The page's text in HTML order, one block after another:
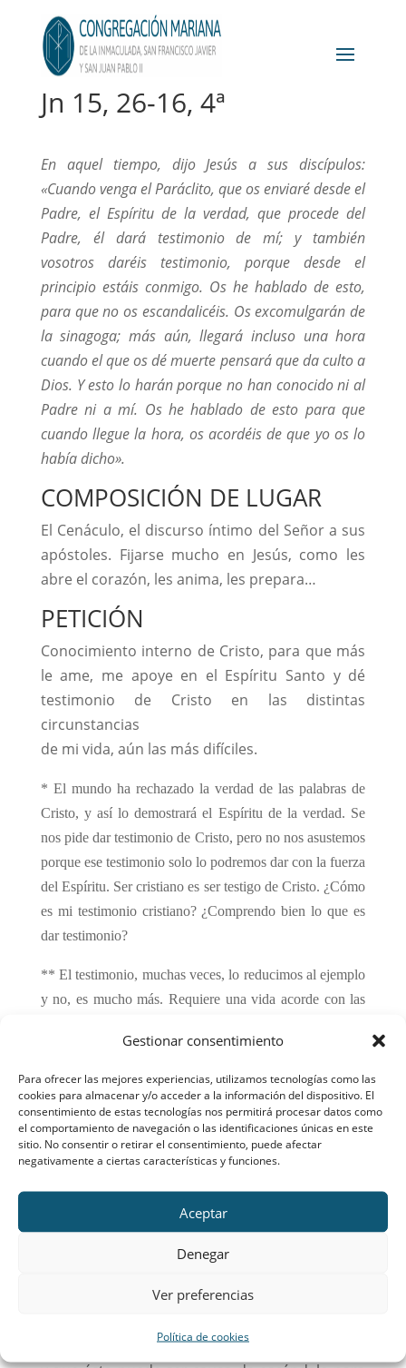
Gestionar consentimiento
Para ofrecer las mejores experiencias, utilizamos tecnologías como las
cookies para almacenar y/o acceder a la información del dispositivo. El
consentimiento de estas tecnologías nos permitirá procesar datos como
el comportamiento de navegación o las identificaciones únicas en este
sitio. No consentir o retirar el consentimiento, puede afectar
negativamente a ciertas características y funciones.
Aceptar
Denegar
Ver preferencias
Política de cookies
Jn 15, 26-16, 4ª
En aquel tiempo, dijo Jesús a sus discípulos:
«Cuando venga el Paráclito, que os enviaré desde el
Padre, el Espíritu de la verdad, que procede del
Padre, él dará testimonio de mí; y también
vosotros daréis testimonio, porque desde el
principio estáis conmigo. Os he hablado de esto,
para que no os escandalicéis. Os excomulgarán de
la sinagoga; más aún, llegará incluso una hora
cuando el que os dé muerte pensará que da culto a
Dios. Y esto lo harán porque no han conocido ni al
Padre ni a mí. Os he hablado de esto para que
cuando llegue la hora, os acordéis de que yo os lo
había dicho».
COMPOSICIÓN DE LUGAR
El Cenáculo, el discurso íntimo del Señor a sus
apóstoles. Fijarse mucho en Jesús, como les
abre el corazón, les anima, les prepara…
PETICIÓN
Conocimiento interno de Cristo, para que más
le ame, me apoye en el Espíritu Santo y dé
testimonio de Cristo en las distintas
circunstancias
de mi vida, aún las más difíciles.
* El mundo ha rechazado la verdad de las palabras de
Cristo, y así lo demostrará el Espíritu de la verdad. Se
nos pide dar testimonio de Cristo, pero no nos asustemos
porque ese testimonio solo lo podremos dar con la fuerza
del Espíritu. Ser cristiano es ser testigo de Cristo. ¿Cómo
es mi testimonio cristiano? ¿Comprendo bien lo que es
dar testimonio?
** El testimonio, muchas veces, lo reducimos al ejemplo
y no, es mucho más. Requiere una vida acorde con las
el ejemplo, pero se necesita dar razón de por qué
vivimos y actuamos así para que sea un testimonio
eficaz. San Pedro nos diría dar razón de nuestra
esperanza (1Pe 3,15). Unas veces se podrá hacer y otras
no.
los hombres. ¡Ayúdanos que somos muy flojos y nos
puede el respeto humano, el qué dirán, el quedar
*** Jesús, igual que lo hizo con los apóstoles, lo
seguirle no es fácil, que surgirá la persecución